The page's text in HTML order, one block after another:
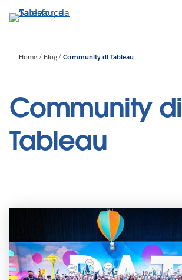
Passa
Home Blog Community di Tableau
Community di
Tableau